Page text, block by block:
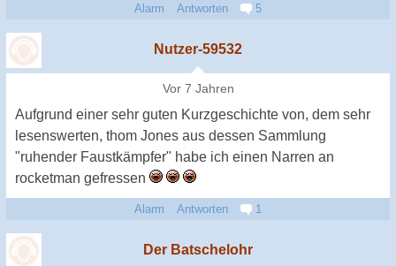
Alarm Antworten 5
Nutzer-59532
Vor 7 Jahren
Aufgrund einer sehr guten Kurzgeschichte von, dem sehr
lesenswerten, thom Jones aus dessen Sammlung
"ruhender Faustkämpfer" habe ich einen Narren an
rocketman gefressen
Alarm Antworten 1
Der Batschelohr